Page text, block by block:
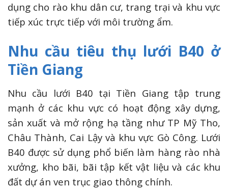
dụng cho rào khu dân cư, trang trại và khu vực
tiếp xúc trực tiếp với môi trường ẩm.
Nhu cầu tiêu thụ lưới B40 ở
Tiền Giang
Nhu cầu lưới B40 tại Tiền Giang tập trung
mạnh ở các khu vực có hoạt động xây dựng,
sản xuất và mở rộng hạ tầng như TP Mỹ Tho,
Châu Thành, Cai Lậy và khu vực Gò Công. Lưới
B40 được sử dụng phổ biến làm hàng rào nhà
xưởng, kho bãi, bãi tập kết vật liệu và các khu
đất dự án ven trục giao thông chính.